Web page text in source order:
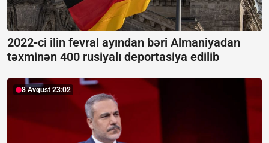
2022-ci ilin fevral ayından bəri Almaniyadan
təxminən 400 rusiyalı deportasiya edilib
8 Avqust 23:02